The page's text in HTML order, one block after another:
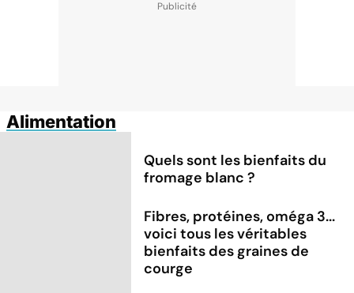
Alimentation
Quels sont les bienfaits du
fromage blanc ?
Fibres, protéines, oméga 3...
voici tous les véritables
bienfaits des graines de
courge